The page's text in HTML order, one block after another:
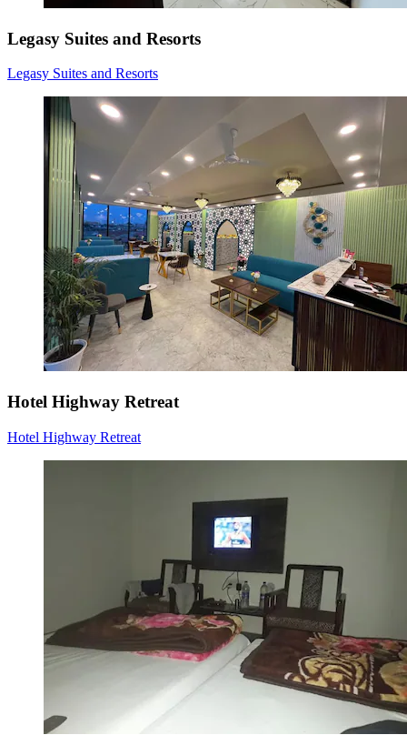
Legasy Suites and Resorts
Legasy Suites and Resorts
Hotel Highway Retreat
Hotel Highway Retreat